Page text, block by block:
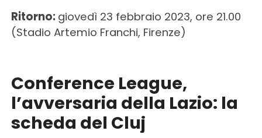
Ritorno: giovedì 23 febbraio 2023, ore 21.00
(Stadio Artemio Franchi, Firenze)
Conference League,
l’avversaria della Lazio: la
scheda del Cluj